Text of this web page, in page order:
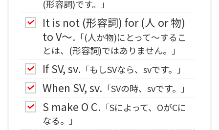
(形容詞)です。」
It is not (形容詞) for (人 or 物)
to V～. 「(人か物)にとって～するこ
とは、(形容詞)ではありません。」
If SV, sv. 「もしSVなら、svです。」
When SV, sv. 「SVの時、svです。」
S make O C. 「Sによって、OがCに
なる。」